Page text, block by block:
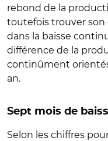
rebond de la
toutefois trouver son
dans la baisse
différence de la
continûment
an.
Sept mois de
Selon les chiffres